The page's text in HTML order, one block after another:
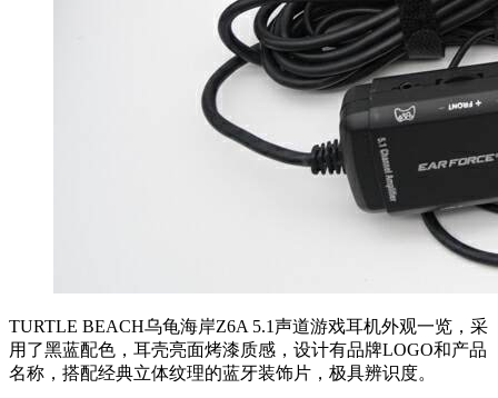
TURTLE BEACH乌龟海岸Z6A 5.1声道游戏耳机外观一览，采
用了黑蓝配色，耳壳亮面烤漆质感，设计有品牌LOGO和产品
名称，搭配经典立体纹理的蓝牙装饰片，极具辨识度。